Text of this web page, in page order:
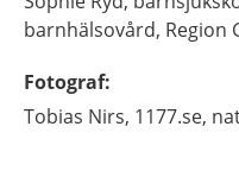
barnhälsovård, Region
Fotograf:
Tobias Nirs, 1177.se,